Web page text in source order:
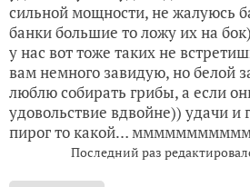
сильной мощности, не жалуюсь
банки большие то ложу их на
у нас вот тоже таких не
вам немного завидую, но белой
люблю собирать грибы, а если
удовольствие вдвойне)) удачи и
пирог то какой…
Последний раз